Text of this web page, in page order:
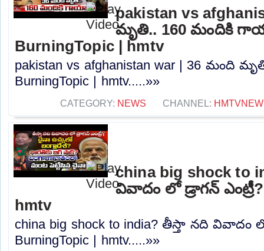
pakistan vs
మృతి.. 160 మందికి
BurningTopic | hmtv
pakistan vs afghanistan war | 36 మంది
BurningTopic | hmtv.....»»
CATEGORY: NEWS CHANNEL:
china big shock to
వివాదం లో డ్రాగన్
hmtv
china big shock to india? తీస్తా నది వివాదం
BurningTopic | hmtv.....»»